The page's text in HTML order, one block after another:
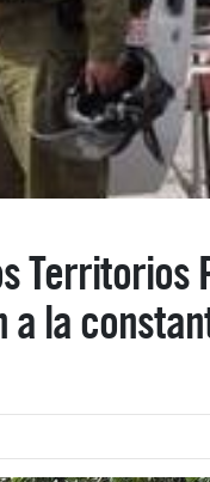
Territorios
a la